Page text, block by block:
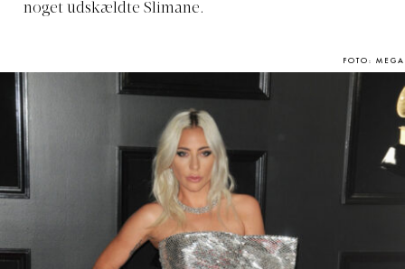
noget udskældte Slimane.
FOTO: MEGA